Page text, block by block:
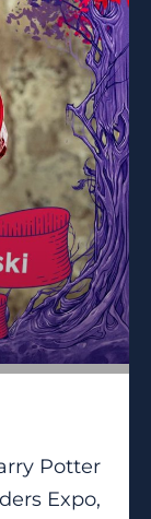
Potter
Expo,